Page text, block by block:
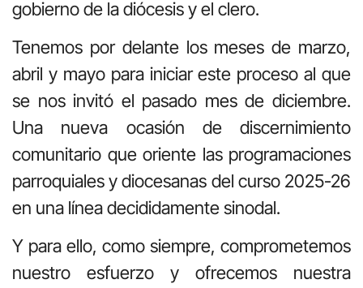
gobierno de la diócesis y el clero.
Tenemos por delante los meses de marzo,
abril y mayo para iniciar este proceso al que
se nos invitó el pasado mes de diciembre.
Una nueva ocasión de discernimiento
comunitario que oriente las programaciones
parroquiales y diocesanas del curso 2025-26
en una línea decididamente sinodal.
Y para ello, como siempre, comprometemos
nuestro esfuerzo y ofrecemos nuestra